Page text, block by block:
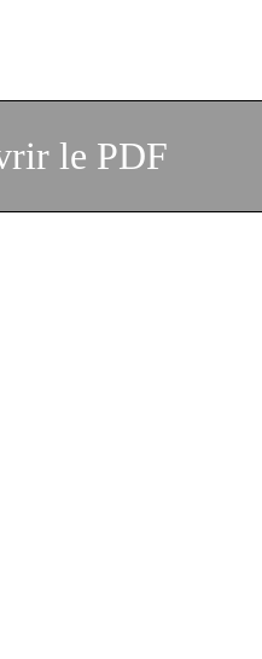
le PDF